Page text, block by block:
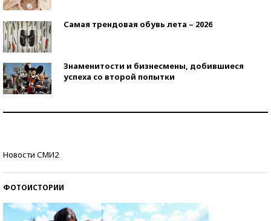
Самая трендовая обувь лета – 2026
Знаменитости и бизнесмены, добившиеся
успеха со второй попытки
Новости СМИ2
ФОТОИСТОРИИ